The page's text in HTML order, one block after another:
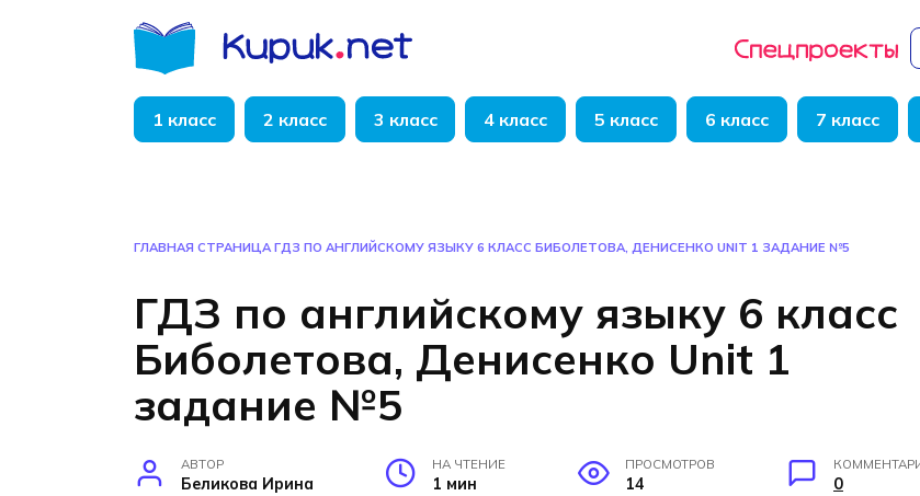
1 класс 2 класс 3 класс 4 класс 5 класс 6 класс 7 класс
ГЛАВНАЯ СТРАНИЦА ГДЗ ПО АНГЛИЙСКОМУ ЯЗЫКУ 6 КЛАСС БИБОЛЕТОВА, ДЕНИСЕНКО UNIT 1 ЗАДАНИЕ №5
ГДЗ по английскому языку 6 класс
Биболетова, Денисенко Unit 1
задание №5
АВТОР
Беликова Ирина
НА ЧТЕНИЕ
1 мин
ПРОСМОТРОВ
14 0